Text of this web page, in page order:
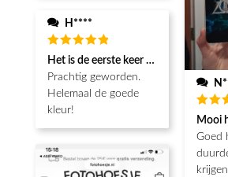
H****
Waardering
5uit 5
Het is de eerste keer dat ik een
Prachtig geworden.
Helemaal de goede
kleur!
4 uit
Mooi
Goed
krijgen